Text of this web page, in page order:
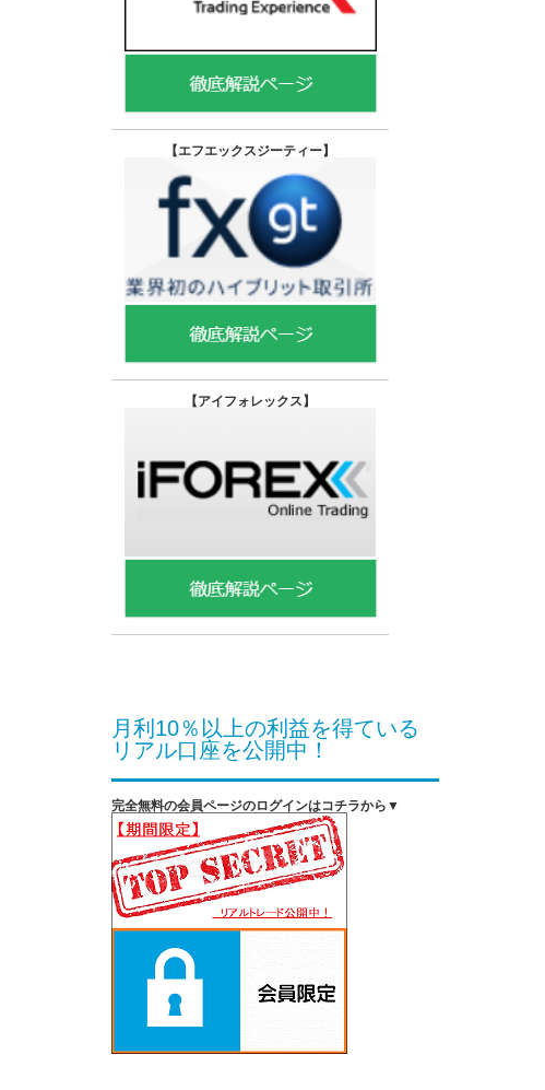
【エフエックスジーティー】
【アイフォレックス】
月利10％以上の利益を得ている
リアル口座を公開中！
完全無料の会員ページのログインはコチラから▼